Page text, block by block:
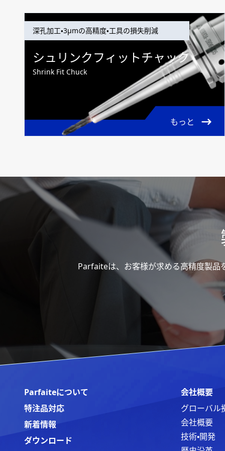
深孔加工・3μmの高精度・工具の損失削減
シュリンクフィットチャック
Shrink Fit Chuck
もっと
Parfaiteは、お客様が求める高精度製品
Parfaiteについて
特注品対応
新着情報
ダウンロード
会社概要
グローバル
会社概要
技術・開発